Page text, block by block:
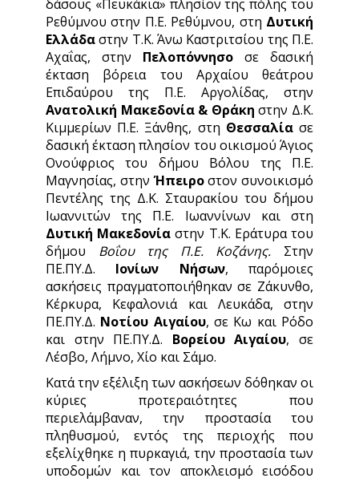
δάσους «Πευκάκια» πλησίον της πόλης του
Ρεθύμνου στην Π.Ε. Ρεθύμνου, στη Δυτική
Ελλάδαστην Τ.Κ. Άνω Καστριτσίου της Π.Ε.
Αχαΐας, στην Πελοπόννησο σε δασική
έκταση βόρεια του Αρχαίου θεάτρου
Επιδαύρου της Π.Ε. Αργολίδας, στην
Ανατολική Μακεδονία & Θράκη στην Δ.Κ.
Κιμμερίων Π.Ε. Ξάνθης, στη Θεσσαλίασε
δασική έκταση πλησίον του οικισμού Άγιος
Ονούφριος του δήμου Βόλου της Π.Ε.
Μαγνησίας, στηνΉπειροστον συνοικισμό
Πεντέλης της Δ.Κ. Σταυρακίου του δήμου
Ιωαννιτών της Π.Ε. Ιωαννίνων και στη
Δυτική Μακεδονία στην Τ.Κ. Εράτυρα του
δήμου Βοΐου της Π.Ε. Κοζάνης. Στην
ΠΕ.ΠΥ.Δ. Ιονίων Νήσων, παρόμοιες
ασκήσεις πραγματοποιήθηκαν σε Ζάκυνθο,
Κέρκυρα, Κεφαλονιά και Λευκάδα, στην
ΠΕ.ΠΥ.Δ. Νοτίου Αιγαίου, σε Κω και Ρόδο
και στην ΠΕ.ΠΥ.Δ. Βορείου Αιγαίου, σε
Λέσβο, Λήμνο, Χίο και Σάμο.
Κατά την εξέλιξη των ασκήσεων δόθηκαν οι
κύριες προτεραιότητες που
περιελάμβαναν, την προστασία του
πληθυσμού, εντός της περιοχής που
εξελίχθηκε η πυρκαγιά, την προστασία των
υποδομών και τον αποκλεισμό εισόδου